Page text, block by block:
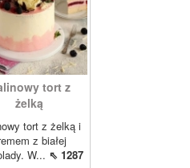
tort z
żelką
tort z żelką i
z białej
W... ⇖ 1287